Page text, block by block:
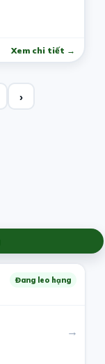
Xem chi tiết →
›
Đang leo hạng
→